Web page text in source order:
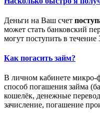
Деньги на Ваш счет
может стать банковский
могут поступить в течение
Как погасить займ?
В личном кабинете микро-
способ погашения займа
кошелёк, денежные
зачисление, погашение